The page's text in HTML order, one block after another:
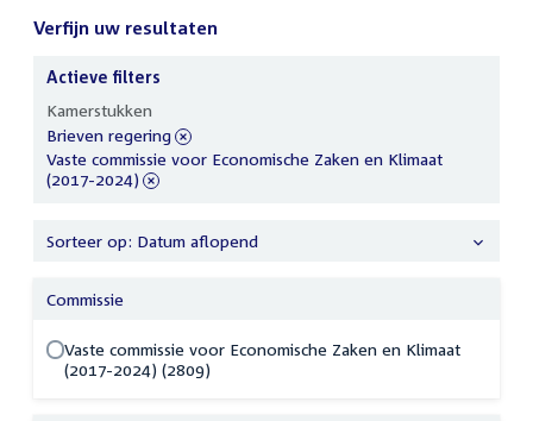
Verfijn uw resultaten
uw
resultaten
Actieve filters
Kamerstukken
verwijder
filter
Brieven regering
verwijder
filter
Vaste commissie voor Economische Zaken en Klimaat
(2017-2024)
Sorteer op: Datum aflopend
Commissie
Vaste commissie voor Economische Zaken en Klimaat
(2017-2024) (2809)